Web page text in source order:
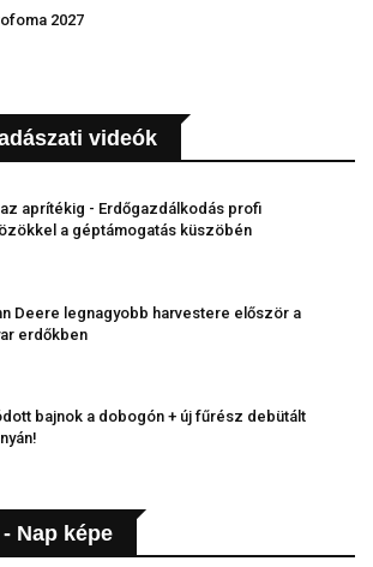
2027
videók
aprítékig - Erdőgazdálkodás profi
a géptámogatás küszöbén
Deere legnagyobb harvestere először a
erdőkben
bajnok a dobogón + új fűrész debütált
Nap képe